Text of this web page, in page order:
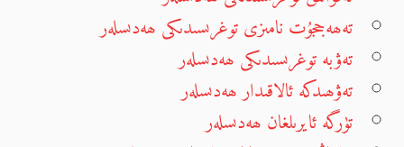
تەھەججۇت نامىزى توغرىسىدىكى ھەدىسلەر
تەۋبە توغرىسىدىكى ھەدىسلەر
تەۋھىدكە ئالاقىدار ھەدىسلەر
تۈرگە ئايرىلغان ھەدىسلەر